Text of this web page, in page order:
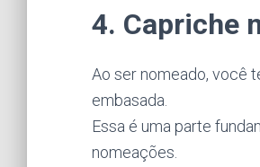
4. Capriche
Ao ser nomeado, você
embasada.
Essa é uma parte
nomeações.